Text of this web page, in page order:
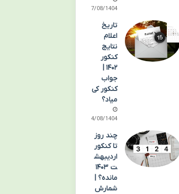
07/08/1404
تاریخ
اعلام
نتایج
کنکور
۱۴۰۲ |
جواب
کنکور کی
میاد؟
04/08/1404
چند روز
تا کنکور
اردیبهش
ت ۱۴۰۳
مانده؟ |
شمارش